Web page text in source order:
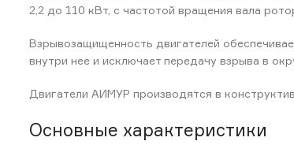
2,2 до 110 кВт, с частотой вращения вала
Взрывозащищенность двигателей
внутри нее и исключает передачу взрыва в
Двигатели АИМУР производятся в
Основные характеристики